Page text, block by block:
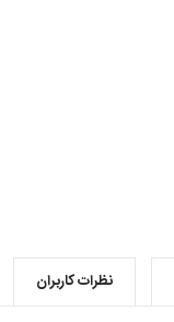
نظرات کاربران